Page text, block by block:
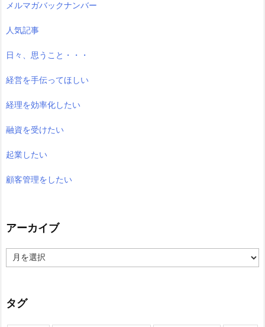
メルマガバックナンバー
人気記事
日々、思うこと・・・
経営を手伝ってほしい
経理を効率化したい
融資を受けたい
起業したい
顧客管理をしたい
アーカイブ
ー
ブ
タグ